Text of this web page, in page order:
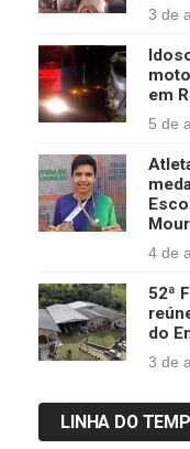
3 de
em
5 de
4 de
52ª
do
3 de
LINHA DO